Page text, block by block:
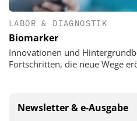
LABOR & DIAGNOSTIK
Biomarker
Innovationen und
Fortschritten, die neue Wege
Newsletter & e-Ausgabe